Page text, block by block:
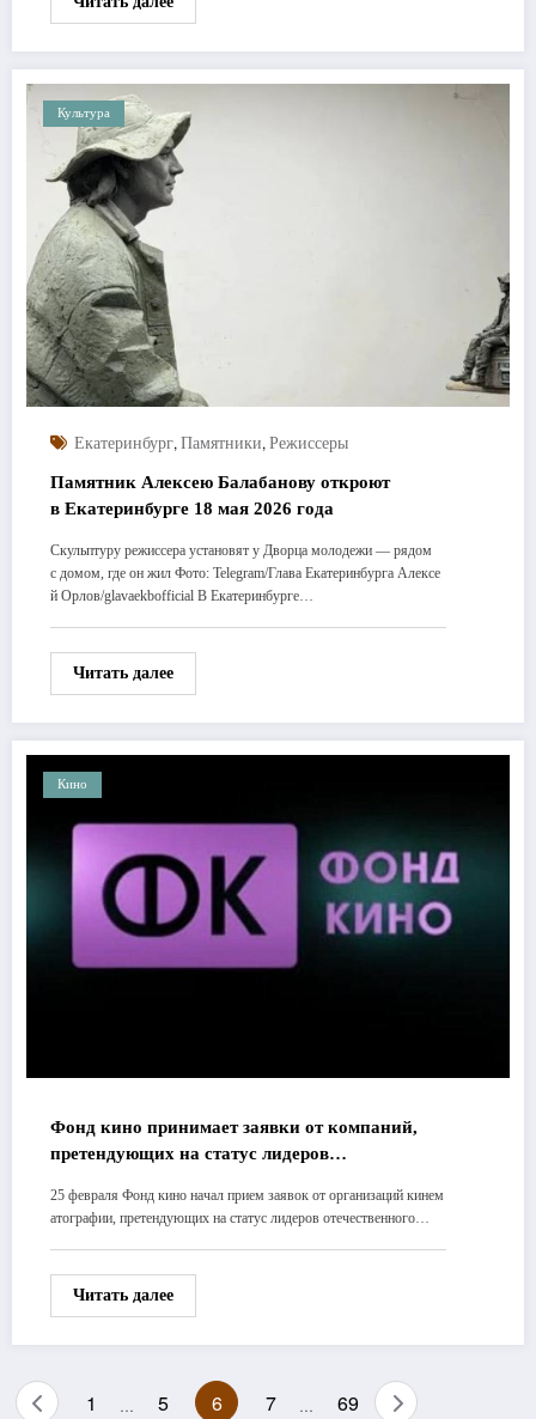
Культура
Екатеринбург, Памятники, Режиссеры
Памятник Алексею Балабанову откроют
в Екатеринбурге 18 мая 2026 года
Скульптуру режиссера установят у Дворца молодежи — рядом
с домом, где он жил Фото: Telegram/Глава Екатеринбурга Алексе
й Орлов/glavaekbofficial В Екатеринбурге…
Читать далее
Кино
Фонд кино принимает заявки от компаний,
претендующих на статус лидеров
25 февраля Фонд кино начал прием заявок от организаций кинем
атографии, претендующих на статус лидеров отечественного…
Читать далее
Пагинация
1 5 6 7 69